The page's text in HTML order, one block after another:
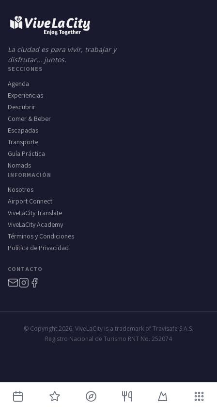
La ciudad es para vivir, trabajar y
disfrutar... juntos.
SECCIONES
Agenda
Experiencias
Descubrir
Comer & Beber
Escapadas
Transporte
Guía Práctica
Nomads
INFORMACIÓN
Nosotros
Airport Connect
ViveLaCity Translate
ViveLaCity Academy
Términos y Condiciones
Política de Privacidad
CONTACTO
© Copyright 2026. ViveLaCity is a trademark of Travisafe S.A.S.
Registro Nacional de Turismo RNT No. 252074